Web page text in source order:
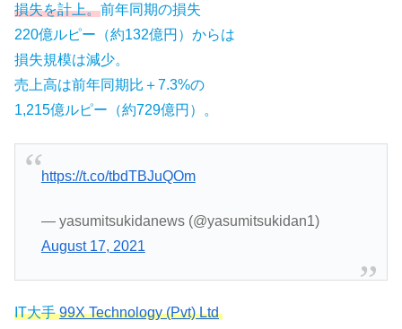
損失を計上。前年同期の損失
220億ルピー（約132億円）からは
損失規模は減少。
売上高は前年同期比＋7.3%の
1,215億ルピー（約729億円）。
https://t.co/tbdTBJuQOm
— yasumitsukidanews (@yasumitsukidan1)
August 17, 2021
IT大手99X Technology (Pvt) Ltd